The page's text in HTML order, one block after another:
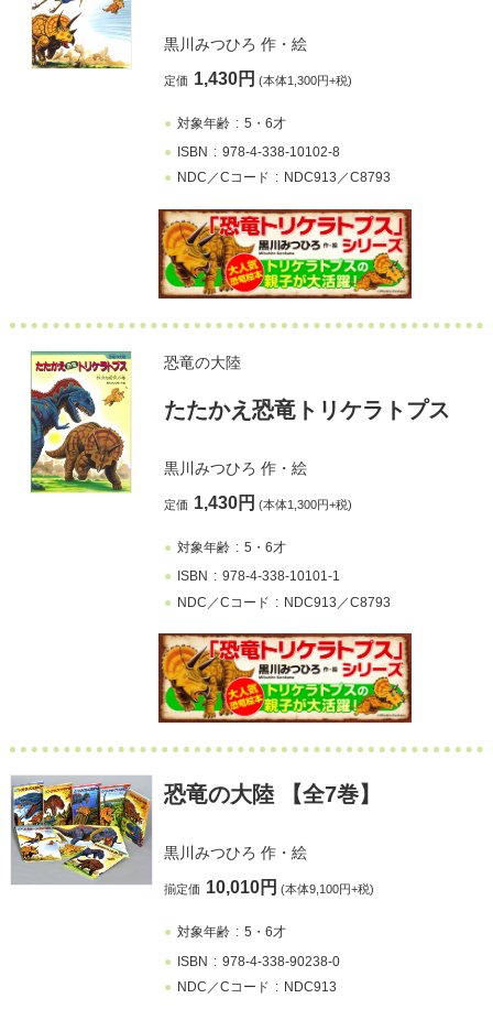
黒川みつひろ 作・絵
定価 1,430円 (本体1,300円+税)
対象年齢
5・6才
ISBN
978-4-338-10102-8
NDC／Cコード
NDC913／C8793
恐竜の大陸
たたかえ恐竜トリケラトプス
黒川みつひろ 作・絵
定価 1,430円 (本体1,300円+税)
対象年齢
5・6才
ISBN
978-4-338-10101-1
NDC／Cコード
NDC913／C8793
恐竜の大陸 【全7巻】
黒川みつひろ 作・絵
揃定価 10,010円 (本体9,100円+税)
対象年齢
5・6才
ISBN
978-4-338-90238-0
NDC／Cコード
NDC913